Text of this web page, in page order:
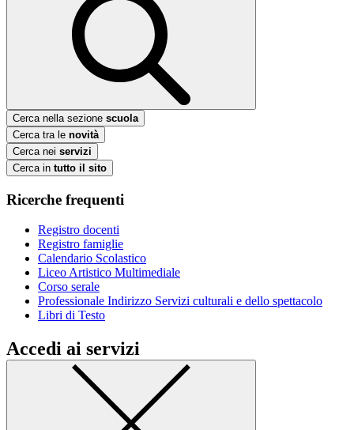
Cerca nella sezione scuola
Cerca tra le novità
Cerca nei servizi
Cerca in tutto il sito
Ricerche frequenti
Registro docenti
Registro famiglie
Calendario Scolastico
Liceo Artistico Multimediale
Corso serale
Professionale Indirizzo Servizi culturali e dello spettacolo
Libri di Testo
Accedi ai servizi